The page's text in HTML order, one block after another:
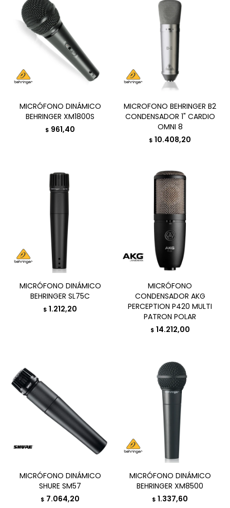
MICRÓFONO DINÁMICO
BEHRINGER XM1800S
$ 961,40
MICROFONO BEHRINGER B2
CONDENSADOR 1" CARDIO
OMNI 8
$ 10.408,20
MICRÓFONO DINÁMICO
BEHRINGER SL75C
$ 1.212,20
MICRÓFONO
CONDENSADOR AKG
PERCEPTION P420 MULTI
PATRON POLAR
$ 14.212,00
MICRÓFONO DINÁMICO
SHURE SM57
$ 7.064,20
MICRÓFONO DINÁMICO
BEHRINGER XM8500
$ 1.337,60